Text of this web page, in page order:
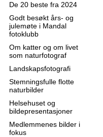
De 20 beste fra 2024
Godt besøkt års- og
julemøte i Mandal
fotoklubb
Om katter og om livet
som naturfotograf
Landskapsfotografi
Stemningsfulle flotte
naturbilder
Helsehuset og
bildepresentasjoner
Medlemmenes bilder i
fokus